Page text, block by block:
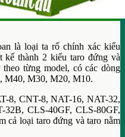
là loại ta rố chính xác kiểu
kế thành 2 kiểu taro đứng và
từng model, có các dòng
M40, M30, M20, M10.
8, CNT-8, NAT-16, NAT-32,
CLS-40GF, CLS-80GF,
cả loại taro đứng và taro nằm